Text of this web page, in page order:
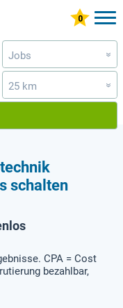
Jobs »
25 km »
schalten
CPA = Cost
bezahlbar,